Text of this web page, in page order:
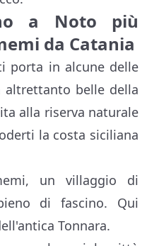
a Noto più
da Catania
porta in alcune delle
belle della
alla riserva naturale
la costa siciliana
un villaggio di
di fascino. Qui
Tonnara.